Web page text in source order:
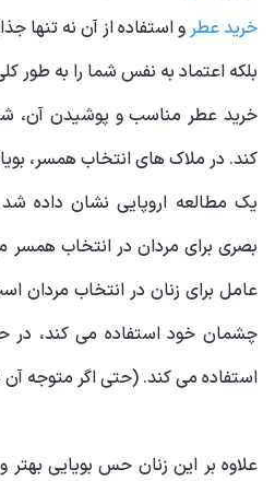
خرید عطرو استفاده از آن نه تنها
بلکه اعتماد به نفس شما را به طور
خرید عطر مناسب و پوشیدن آن،
کند. در ملاک های انتخاب همسر،
یک مطالعه اروپایی نشان داده
بصری برای مردان در انتخاب همسر
عامل برای زنان در انتخاب مردان
چشمان خود استفاده می کند، در
استفاده می کند. (حتی اگر متوجه
علاوه بر این زنان حس بویایی بهتر